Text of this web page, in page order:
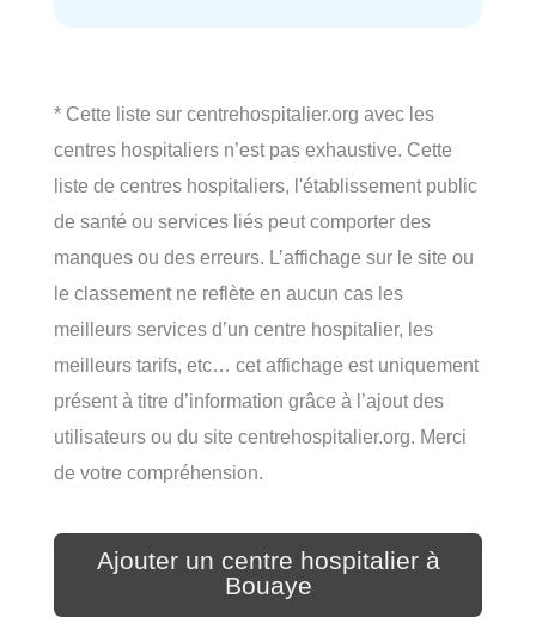
* Cette liste sur centrehospitalier.org avec les
centres hospitaliers n’est pas exhaustive. Cette
liste de centres hospitaliers, l'établissement public
de santé ou services liés peut comporter des
manques ou des erreurs. L’affichage sur le site ou
le classement ne reflète en aucun cas les
meilleurs services d’un centre hospitalier, les
meilleurs tarifs, etc… cet affichage est uniquement
présent à titre d’information grâce à l’ajout des
utilisateurs ou du site centrehospitalier.org. Merci
de votre compréhension.
Ajouter un centre hospitalier à
Bouaye